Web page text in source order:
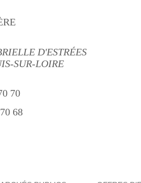
D'ESTRÉES
SUR-LOIRE
70
68